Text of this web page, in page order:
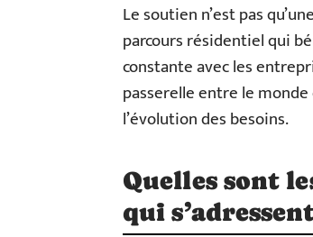
Le soutien n’est pas
parcours résidentiel qui
constante avec les
passerelle entre le
l’évolution des besoins.
Quelles sont
qui